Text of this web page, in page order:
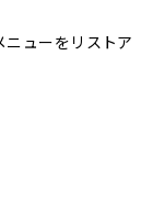
ューをリストア